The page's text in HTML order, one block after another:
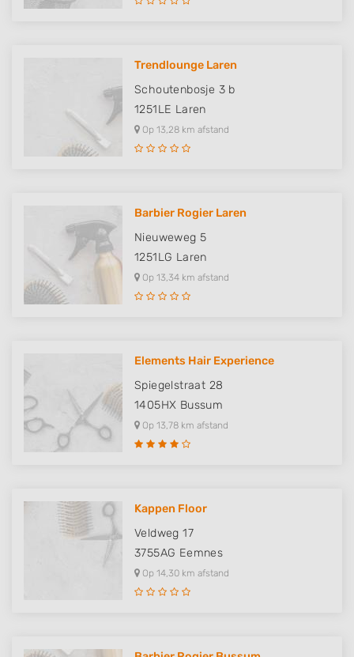
Trendlounge Laren
Schoutenbosje 3 b
1251LE Laren
Op 13,28 km afstand
Barbier Rogier Laren
Nieuweweg 5
1251LG Laren
Op 13,34 km afstand
Elements Hair Experience
Spiegelstraat 28
1405HX Bussum
Op 13,78 km afstand
Kappen Floor
Veldweg 17
3755AG Eemnes
Op 14,30 km afstand